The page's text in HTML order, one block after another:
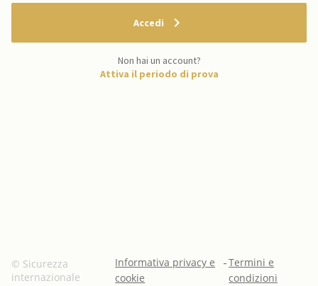
Accedi
Non hai un account?
Attiva il periodo di prova
© Sicurezza
internazionale
Informativa privacy e
cookie
-Termini e
condizioni